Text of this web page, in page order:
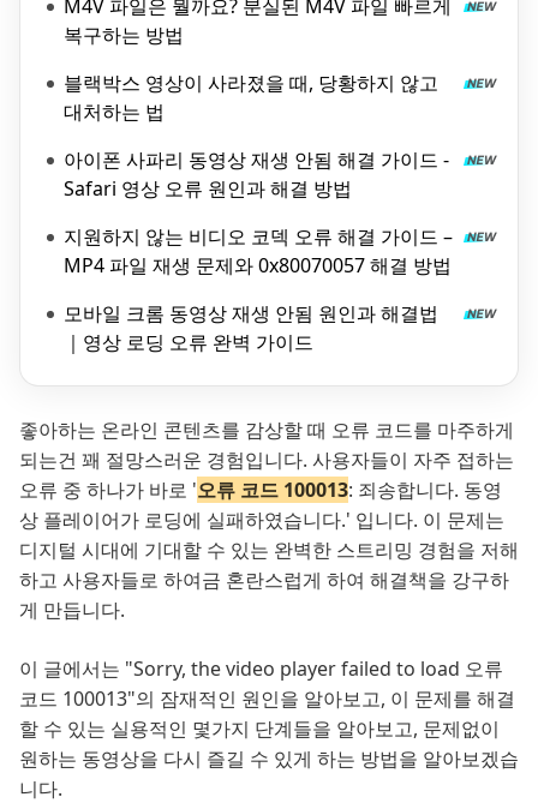
M4V 파일은 뭘까요? 분실된 M4V 파일 빠르게
복구하는 방법
블랙박스 영상이 사라졌을 때, 당황하지 않고
대처하는 법
아이폰 사파리 동영상 재생 안됨 해결 가이드 -
Safari 영상 오류 원인과 해결 방법
지원하지 않는 비디오 코덱 오류 해결 가이드 –
MP4 파일 재생 문제와 0x80070057 해결 방법
모바일 크롬 동영상 재생 안됨 원인과 해결법
｜영상 로딩 오류 완벽 가이드
좋아하는 온라인 콘텐츠를 감상할 때 오류 코드를 마주하게
되는건 꽤 절망스러운 경험입니다. 사용자들이 자주 접하는
오류 중 하나가 바로 '오류 코드 100013: 죄송합니다. 동영
상 플레이어가 로딩에 실패하였습니다.' 입니다. 이 문제는
디지털 시대에 기대할 수 있는 완벽한 스트리밍 경험을 저해
하고 사용자들로 하여금 혼란스럽게 하여 해결책을 강구하
게 만듭니다.
이 글에서는 "Sorry, the video player failed to load 오류
코드 100013"의 잠재적인 원인을 알아보고, 이 문제를 해결
할 수 있는 실용적인 몇가지 단계들을 알아보고, 문제없이
원하는 동영상을 다시 즐길 수 있게 하는 방법을 알아보겠습
니다.